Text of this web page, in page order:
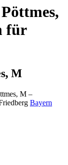
für
M
M –
Bayern